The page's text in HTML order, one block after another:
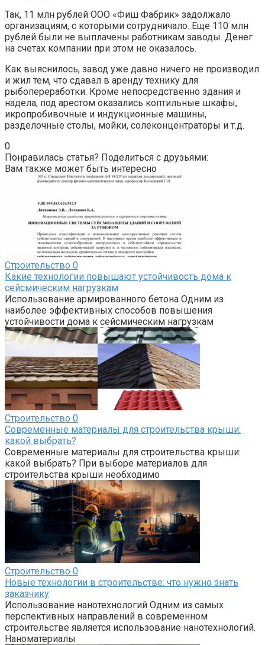
Так, 11 млн рублей ООО «Фиш Фабрик» задолжало
организациям, с которыми сотрудничало. Еще 110 млн
рублей были не выплачены работникам заводы. Денег
на счетах компании при этом не оказалось.
Как выяснилось, завод уже давно ничего не производил
и жил тем, что сдавал в аренду технику для
рыбопереработки. Кроме непосредственно здания и
надела, под арестом оказались коптильные шкафы,
икропробивочные и индукционные машины,
разделочные столы, мойки, солеконцентраторы и т.д.
0
Понравилась статья? Поделиться с друзьями:
Вам также может быть интересно
Строительство 0
Какие технологии повышают устойчивость дома к
сейсмическим нагрузкам
Использование армированного бетона Одним из
наиболее эффективных способов повышения
устойчивости дома к сейсмическим нагрузкам
Строительство 0
Современные материалы для строительства крыши:
какой выбрать?
Современные материалы для строительства крыши:
какой выбрать? При выборе материалов для
строительства крыши необходимо
Строительство 0
Новые технологии в строительстве: что нужно знать
заказчику
Использование нанотехнологий Одним из самых
перспективных направлений в современном
строительстве является использование нанотехнологий.
Наноматериалы